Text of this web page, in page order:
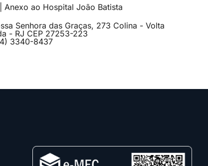
Anexo ao Hospital João Batista
Senhora das Graças, 273 Colina - Volta
- RJ CEP 27253-223
3340-8437